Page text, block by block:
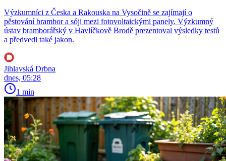
Výzkumníci z Česka a Rakouska na Vysočině se zajímají o
pěstování brambor a sóji mezi fotovoltaickými panely. Výzkumný
ústav bramborářský v Havlíčkově Brodě prezentoval výsledky testů
a předvedl také jakon.
Jihlavská Drbna
dnes, 05:28
1 min